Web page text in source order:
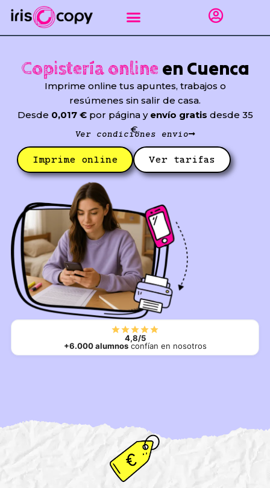
contenido
Copistería online en Cuenca
Imprime online tus apuntes, trabajos o
resúmenes sin salir de casa.
Desde 0,017 €por página y envío gratis desde 35
€.
Ver condiciones envío
Imprime online Ver tarifas
4,8/5
+6.000 alumnosconfían en nosotros